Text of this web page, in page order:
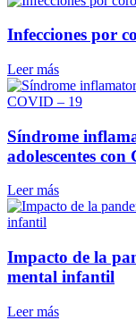
Infecciones por
Leer más
Síndrome
adolescentes
Leer más
Impacto de la
mental infantil
Leer más